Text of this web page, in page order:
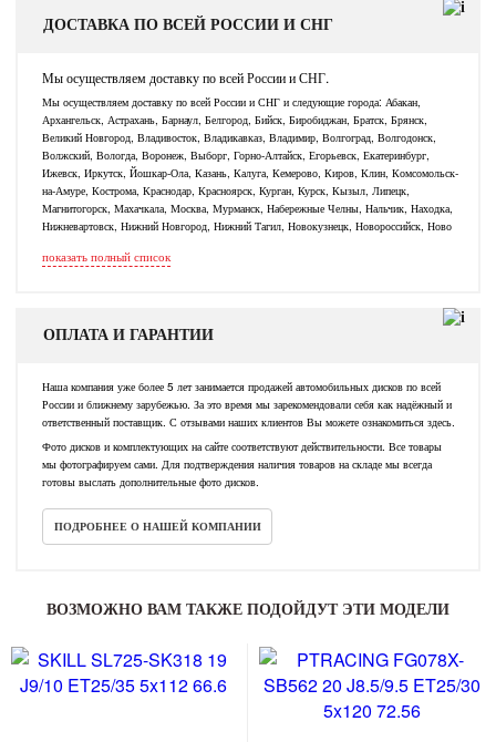
ДОСТАВКА ПО ВСЕЙ РОССИИ И СНГ
Мы осуществляем доставку по всей России и СНГ.
Мы осуществляем доставку по всей России и СНГ и следующие города: Абакан,
Архангельск, Астрахань, Барнаул, Белгород, Бийск, Биробиджан, Братск, Брянск,
Великий Новгород, Владивосток, Владикавказ, Владимир, Волгоград, Волгодонск,
Волжский, Вологда, Воронеж, Выборг, Горно-Алтайск, Егорьевск, Екатеринбург,
Ижевск, Иркутск, Йошкар-Ола, Казань, Калуга, Кемерово, Киров, Клин, Комсомольск-
на-Амуре, Кострома, Краснодар, Красноярск, Курган, Курск, Кызыл, Липецк,
Магнитогорск, Махачкала, Москва, Мурманск, Набережные Челны, Нальчик, Находка,
Нижневартовск, Нижний Новгород, Нижний Тагил, Новокузнецк, Новороссийск, Ново
показать полный список
ОПЛАТА И ГАРАНТИИ
Наша компания уже более 5 лет занимается продажей автомобильных дисков по всей
России и ближнему зарубежью. За это время мы зарекомендовали себя как надёжный и
ответственный поставщик. С отзывами наших клиентов Вы можете ознакомиться здесь.
Фото дисков и комплектующих на сайте соответствуют действительности. Все товары
мы фотографируем сами. Для подтверждения наличия товаров на складе мы всегда
готовы выслать дополнительные фото дисков.
ПОДРОБНЕЕ О НАШЕЙ КОМПАНИИ
ВОЗМОЖНО ВАМ ТАКЖЕ ПОДОЙДУТ ЭТИ МОДЕЛИ